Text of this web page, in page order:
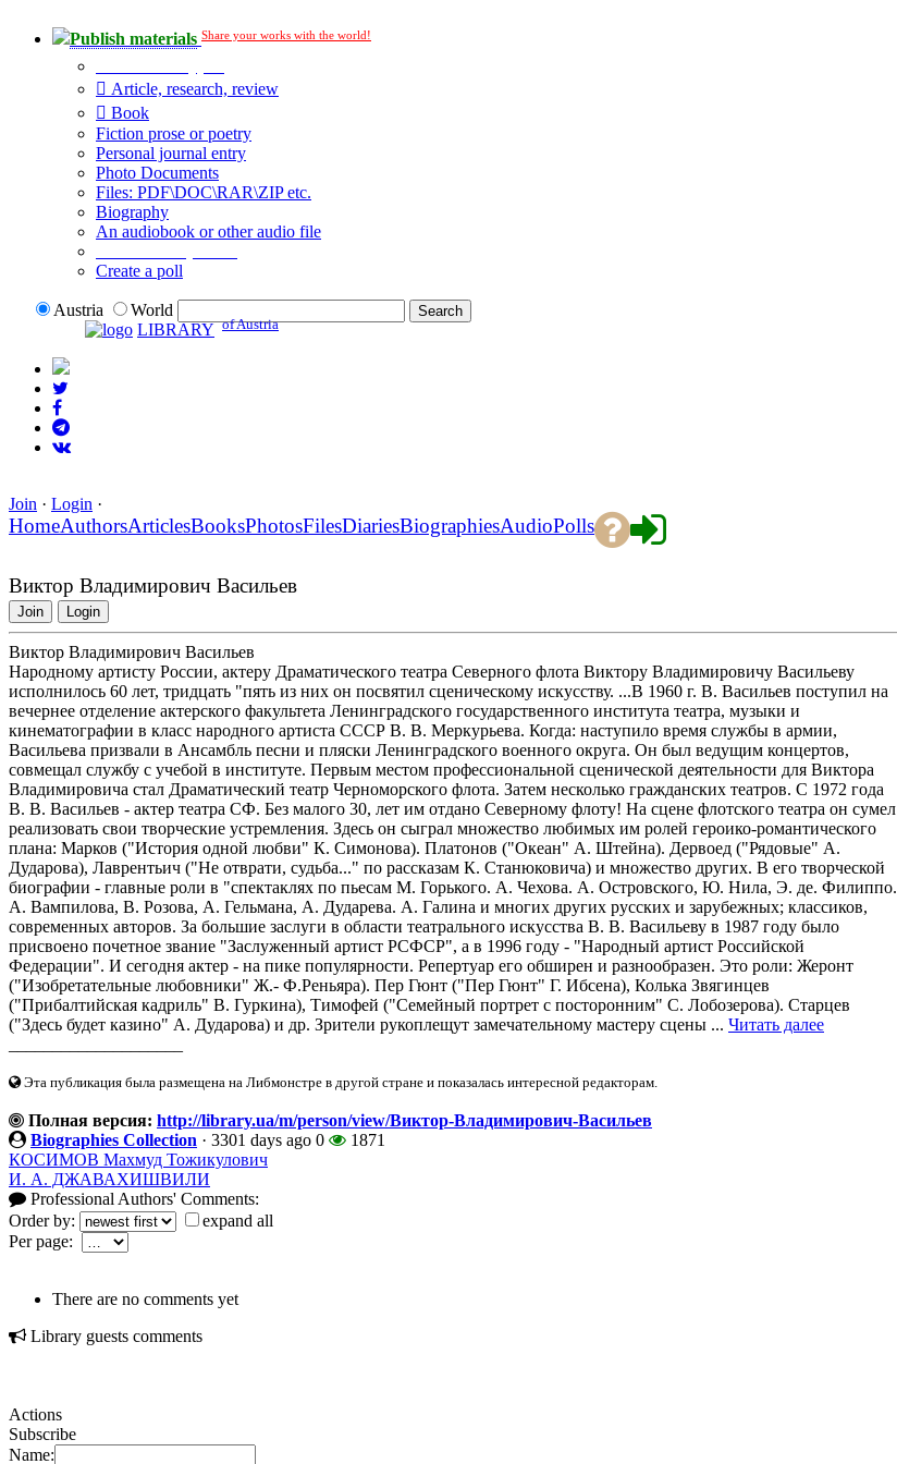
Publish materials Share your works with the world!
Article, research, review
Book
Fiction prose or poetry
Personal journal entry
Photo Documents
Files: PDF\DOC\RAR\ZIP etc.
Biography
An audiobook or other audio file
Create a poll
Austria
World
LIBRARY of Austria
Join · Login ·
HomeAuthorsArticlesBooksPhotosFilesDiariesBiographiesAudioPolls
Виктор Владимирович Васильев
Join Login
Виктор Владимирович Васильев
Народному артисту России, актеру Драматического театра Северного флота Виктору Владимировичу Васильеву
исполнилось 60 лет, тридцать "пять из них он посвятил сценическому искусству. ...В 1960 г. В. Васильев поступил на
вечернее отделение актерского факультета Ленинградского государственного института театра, музыки и
кинематографии в класс народного артиста СССР В. В. Меркурьева. Когда: наступило время службы в армии,
Васильева призвали в Ансамбль песни и пляски Ленинградского военного округа. Он был ведущим концертов,
совмещал службу с учебой в институте. Первым местом профессиональной сценической деятельности для Виктора
Владимировича стал Драматический театр Черноморского флота. Затем несколько гражданских театров. С 1972 года
В. В. Васильев - актер театра СФ. Без малого 30, лет им отдано Северному флоту! На сцене флотского театра он сумел
реализовать свои творческие устремления. Здесь он сыграл множество любимых им ролей героико-романтического
плана: Марков ("История одной любви" К. Симонова). Платонов ("Океан" А. Штейна). Дервоед ("Рядовые" А.
Дударова), Лаврентьич ("Не отврати, судьба..." по рассказам К. Станюковича) и множество других. В его творческой
биографии - главные роли в "спектаклях по пьесам М. Горького. А. Чехова. А. Островского, Ю. Нила, Э. де. Филиппо.
А. Вампилова, В. Розова, А. Гельмана, А. Дударева. А. Галина и многих других русских и зарубежных; классиков,
современных авторов. За большие заслуги в области театрального искусства В. В. Васильеву в 1987 году было
присвоено почетное звание "Заслуженный артист РСФСР", а в 1996 году - "Народный артист Российской
Федерации". И сегодня актер - на пике популярности. Репертуар его обширен и разнообразен. Это роли: Жеронт
("Изобретательные любовники" Ж.- Ф.Реньяра). Пер Гюнт ("Пер Гюнт" Г. Ибсена), Колька Звягинцев
("Прибалтийская кадриль" В. Гуркина), Тимофей ("Семейный портрет с посторонним" С. Лобозерова). Старцев
("Здесь будет казино" А. Дударова) и др. Зрители рукоплещут замечательному мастеру сцены ... Читать далее
Эта публикация была размещена на Либмонстре в другой стране и показалась интересной редакторам.
Полная версия: http://library.ua/m/person/view/Виктор-Владимирович-Васильев
Biographies Collection · 3301 days ago 0
1871
КОСИМОВ Махмуд Тожикулович
И. А. ДЖАВАХИШВИЛИ
Professional Authors' Comments:
Order by:
expand all
Per page:
There are no comments yet
Library guests comments
Actions
Subscribe
Name: